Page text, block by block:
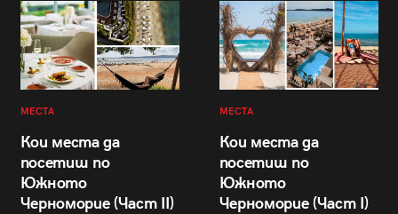
МЕСТА
Кои места да
посетиш по
Южното
Черноморие (Част II)
МЕСТА
Кои места да
посетиш по
Южното
Черноморие (Част I)